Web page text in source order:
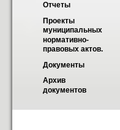
Отчеты
Проекты
муниципальных
нормативно-
правовых актов.
Документы
Архив
документов